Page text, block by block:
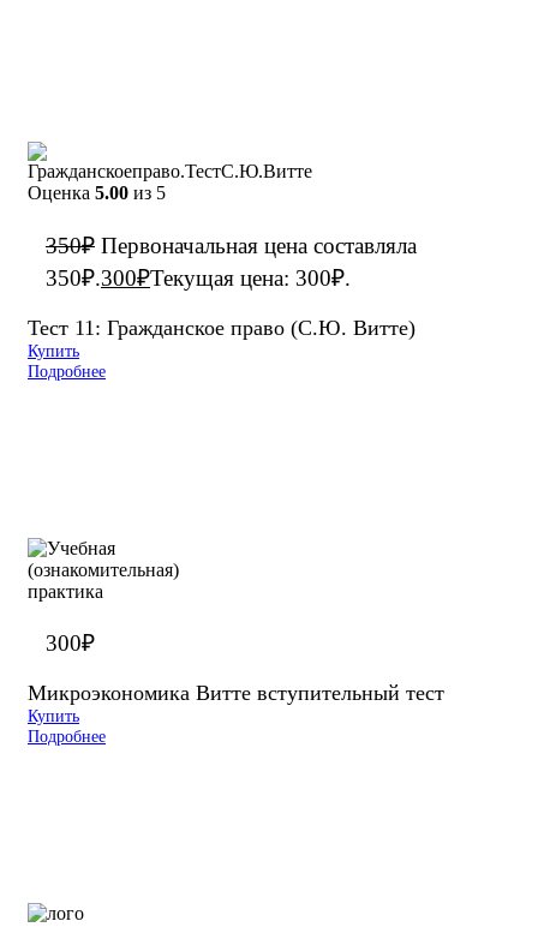
Оценка 5.00 из 5
350₽ Первоначальная цена составляла
350₽.300₽Текущая цена: 300₽.
Тест 11: Гражданское право (С.Ю. Витте)
Купить
Подробнее
300₽
Микроэкономика Витте вступительный тест
Купить
Подробнее